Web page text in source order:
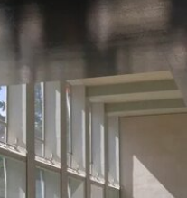
私营承包商重新申请
决定，并发起请愿活
。AICWU表示，截至
个签名。芝加哥
芝加哥太阳时报》采
高度重视每一位员工，